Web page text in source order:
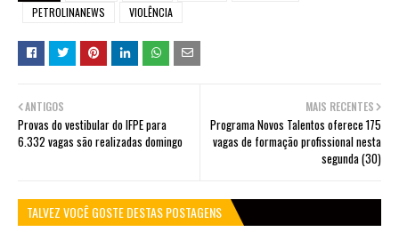
PETROLINANEWS
VIOLÊNCIA
MAIS RECENTES
Programa Novos Talentos oferece 175
vagas de formação profissional nesta
segunda (30)
ANTIGOS
Provas do vestibular do IFPE para
6.332 vagas são realizadas domingo
TALVEZ VOCÊ GOSTE DESTAS POSTAGENS